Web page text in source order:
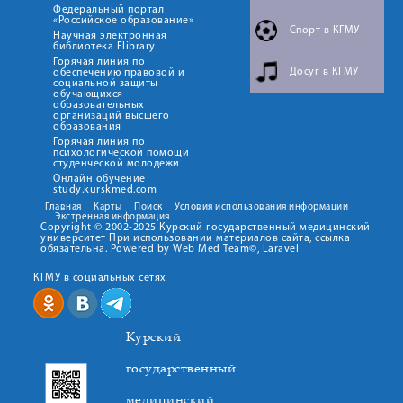
Федеральный портал
«Российское образование»
Научная электронная
библиотека Elibrary
Горячая линия по
обеспечению правовой и
социальной защиты
обучающихся
образовательных
организаций высшего
образования
Горячая линия по
психологической помощи
студенческой молодежи
Онлайн обучение
study.kurskmed.com
Спорт в КГМУ
Досуг в КГМУ
Главная Карты Поиск
Условия использования информации
Экстренная информация
Copyright © 2002-2025 Курский государственный медицинский
университет При использовании материалов сайта, ссылка
обязательна. Powered by Web Med Team©, Laravel
КГМУ в социальных сетях
Курский
государственный
медицинский